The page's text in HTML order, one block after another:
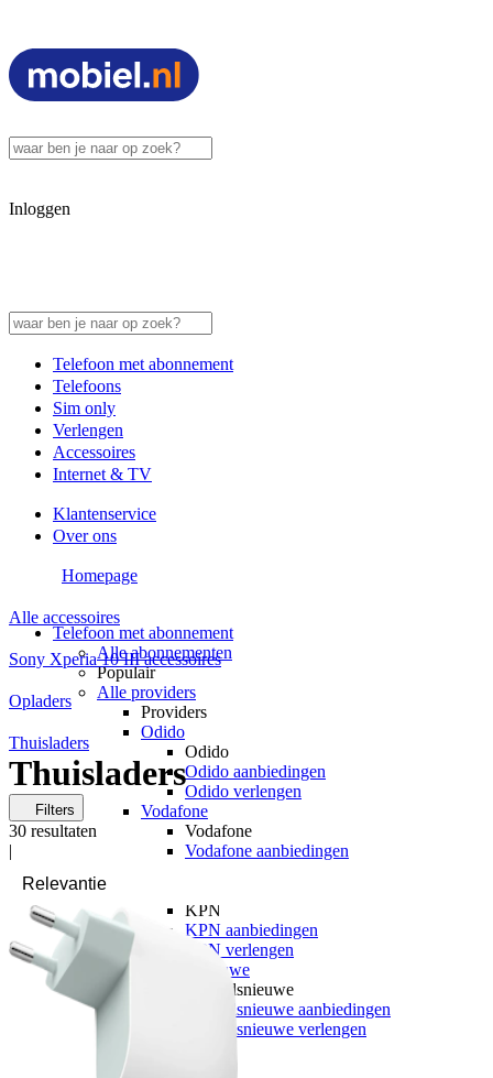
Inloggen
Telefoon met abonnement
Telefoons
Sim only
Verlengen
Accessoires
Internet & TV
Klantenservice
Over ons
Telefoon met abonnement
Alle abonnementen
Populair
Alle providers
Providers
Odido
Odido
Odido aanbiedingen
Odido verlengen
Vodafone
Vodafone
Vodafone aanbiedingen
KPN
KPN aanbiedingen
KPN verlengen
hollandsnieuwe
hollandsnieuwe
hollandsnieuwe aanbiedingen
hollandsnieuwe verlengen
Homepage
Alle accessoires
Sony Xperia 10 III accessoires
Opladers
Thuisladers
Thuisladers
Filters
30 resultaten
|